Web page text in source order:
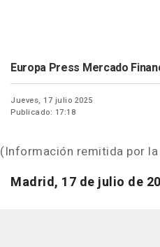
Europa Press Mercado
Jueves, 17 julio 2025
Publicado: 17:18
(Información remitida por
Madrid, 17 de julio de